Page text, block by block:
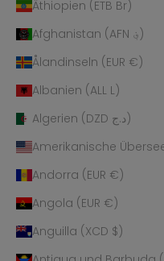
Äthiopien (ETB Br)
Afghanistan (AFN ؋)
Ålandinseln (EUR €)
Albanien (ALL L)
Algerien (DZD د.ج)
Amerikanische
Andorra (EUR €)
Angola (EUR €)
Anguilla (XCD $)